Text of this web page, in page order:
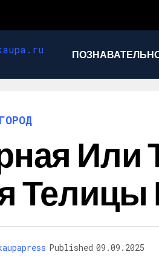
Или
Телицы
Published 09.09.2025